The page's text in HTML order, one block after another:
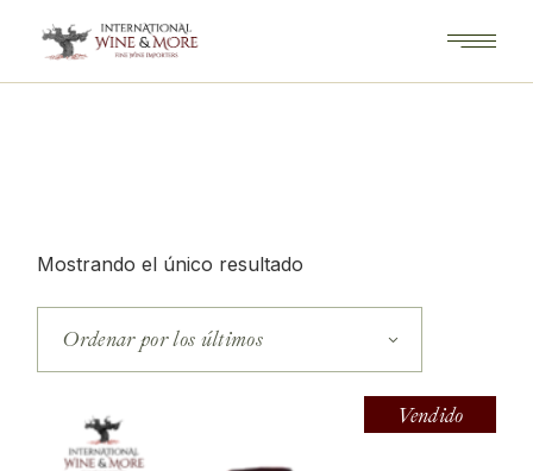
contenido
Mostrando el único resultado
Ordenar por los últimos
Vendido